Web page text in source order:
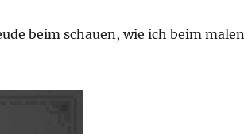
beim schauen, wie ich beim malen